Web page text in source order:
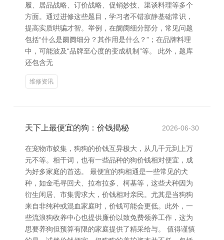
履、居品战略、订价战略、促销妙技、渠谈料理等多个
方面。通过进修这些题目，学习者不错寂静基础常识，
提高实质哄骗才智。举例，在阛阓细分部分，常见问题
包括“什么是阛阓细分？其作用是什么？”；在品牌料理
中，可能波及“品牌至心度的变成机制”等。 此外，题库
还包含无
维修资讯
天下上最便宜的狗：价钱揭秘 2026-06-30
在宠物市蚁集，狗狗的价钱互异极大，从几千元到上万
元不等。相干词，也有一些品种的狗价钱相对便宜，成
为好多家庭的首选。 最便宜的狗相通是一些常见的犬
种，如金毛寻回犬、拉布拉多、柯基等，这些犬种因为
衍生闲居、市集需求大，价钱相对亲民。尤其是当狗狗
来自非纯种或混血家庭时，价钱可能会更低。此外，一
些流浪狗收养中心也提供廉价以致免费领养工作，这为
思要养狗但预算有限的家庭提供了精采给与。 值得谨慎